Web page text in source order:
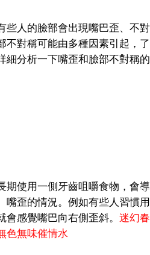
些人的臉部會出現嘴巴歪、不
不對稱可能由多種因素引起，
細分析一下嘴歪和臉部不對稱的
使用一側牙齒咀嚼食物，會導
嘴歪的情況。例如有些人習慣
會感覺嘴巴向右側歪斜。 迷幻
色無味催情水